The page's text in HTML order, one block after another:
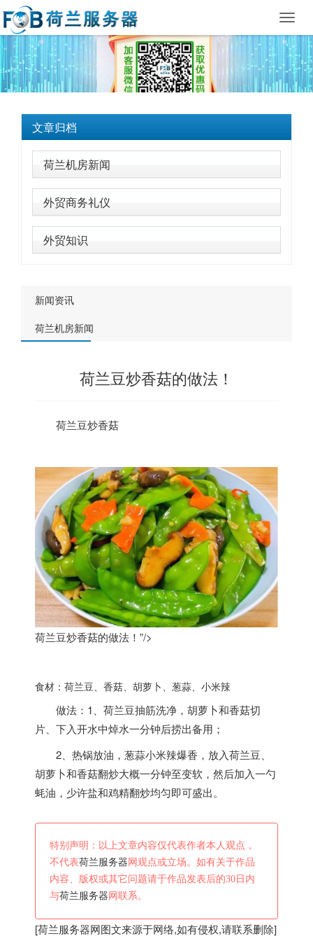
文章归档
荷兰机房新闻
外贸商务礼仪
外贸知识
新闻资讯
荷兰机房新闻
荷兰豆炒香菇的做法！
荷兰豆炒香菇
荷兰豆炒香菇的做法！”/>
食材： 荷兰豆、香菇、胡萝卜、葱蒜、小米辣
做法： 1、 荷兰豆抽筋洗净，胡萝卜和香菇切
片、下入开水中焯水一分钟后捞出备用；
2、热锅放油，葱蒜小米辣爆香，放入荷兰豆、
胡萝卜和香菇翻炒大概一分钟至变软，然后加入一勺
蚝油，少许盐和鸡精翻炒均匀即可盛出。
特别声明：以上文章内容仅代表作者本人观点，
不代表荷兰服务器 网观点或立场。如有关于作品
内容、版权或其它问题请于作品发表后的30日内
与荷兰服务器 网联系。
[荷兰服务器网图文来源于网络,如有侵权,请联系删除]